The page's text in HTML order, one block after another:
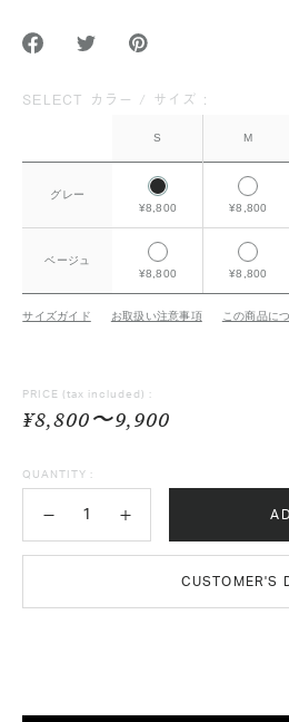
SELECT カラー / サイズ :
S M
グレー
¥8,800
¥8,800
ベージュ
¥8,800
¥8,800
サイズガイド お取扱い注意事項 この商品に
PRICE (tax included) :
¥8,800〜9,900
QUANTITY :
CUSTOMER'S